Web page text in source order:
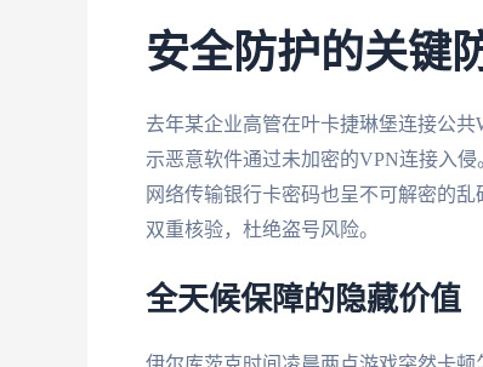
安全防护的关键
去年某企业高管在叶卡捷琳堡连接公
示恶意软件通过未加密的VPN连接入
网络传输银行卡密码也呈不可解密的
双重核验，杜绝盗号风险。
全天候保障的隐藏价值